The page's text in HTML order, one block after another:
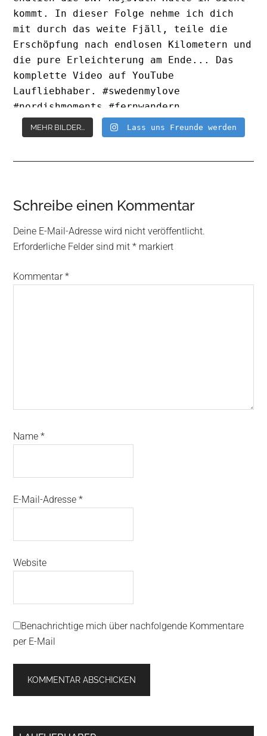
MEHR BILDER... Lass uns Freunde werden
Reader
Interactions
Schreibe einen Kommentar
Deine E-Mail-Adresse wird nicht veröffentlicht.
Erforderliche Felder sind mit* markiert
Kommentar*
Name*
E-Mail-Adresse*
Website
Benachrichtige mich über nachfolgende Kommentare
per E-Mail